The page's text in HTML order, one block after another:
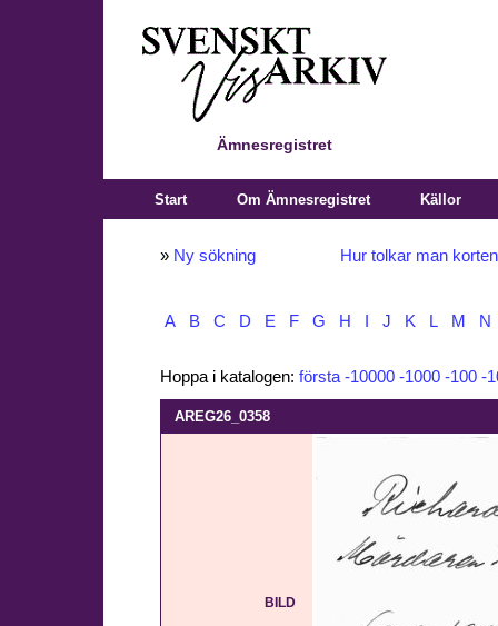
Ämnesregistret
Start Om Ämnesregistret Källor
» Ny sökning Hur tolkar man
A B C D E F G H J K L M N
Hoppa i katalogen: första -10000 -1000 -100 -
AREG26_0358
BILD